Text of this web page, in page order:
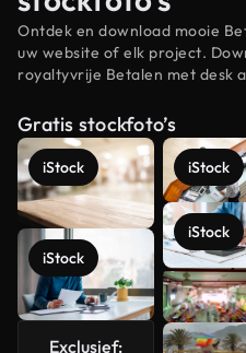
Ontdek en download mooie
uw website of elk project.
royaltyvrije Betalen met desk
Gratis stockfoto’s
iStock
iStock
Exclusief:
iStock
iStock